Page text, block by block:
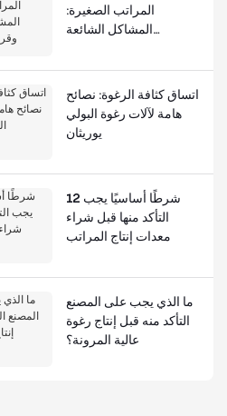
المراتب الصغيرة:
المشاكل الشائعة
اتساق كثافة الرغوة: نصائح
هامة لآلات رغوة البولي
يوريثان
12 شرطًا أساسيًا يجب
التأكد منها قبل شراء
معدات إنتاج المراتب
ما الذي يجب على المصنع
التأكد منه قبل إنتاج رغوة
عالية المرونة؟